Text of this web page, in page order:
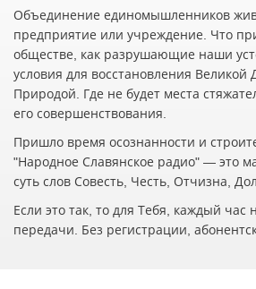
Объединение единомышленников
предприятие или учреждение. Что
обществе, как разрушающие наши
условия для восстановления
Природой. Где не будет места
его совершенствования.
Пришло время осознанности и
"Народное Славянское радио" — это
суть слов Совесть, Честь, Отчизна,
Если это так, то для Тебя, каждый
передачи. Без регистрации,